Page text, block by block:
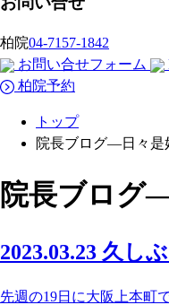
柏院04-7157-1842
お問い合せフォーム
柏院予約
トップ
院長ブログ―日々是
院長ブログ
2023.03.23 久し
先週の19日に大阪上本